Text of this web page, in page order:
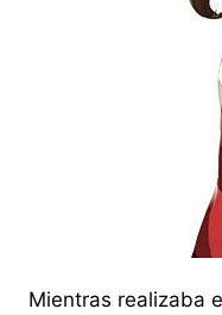
Mientras realizaba